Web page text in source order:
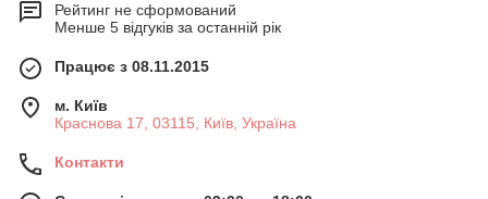
Рейтинг не сформований
Менше 5 відгуків за останній рік
Працює з 08.11.2015
м. Київ
Краснова 17, 03115, Київ, Україна
Контакти